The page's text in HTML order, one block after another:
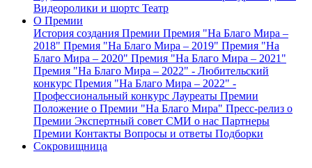
Видеоролики и шортс Театр
О Премии
История создания Премии Премия "На Благо Мира –
2018" Премия "На Благо Мира – 2019" Премия "На
Благо Мира – 2020" Премия "На Благо Мира – 2021"
Премия "На Благо Мира – 2022" - Любительский
конкурс Премия "На Благо Мира – 2022" -
Профессиональный конкурс Лауреаты Премии
Положение о Премии "На Благо Мира" Пресс-релиз о
Премии Экспертный совет СМИ о нас Партнеры
Премии Контакты Вопросы и ответы Подборки
Сокровищница